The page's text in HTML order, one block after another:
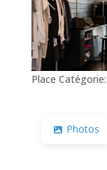
Précédente
Place Catégorie:
Photos